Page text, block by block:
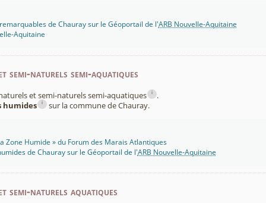
de Chauray sur le Géoportail de l'ARB Nouvelle-Aquitaine
Aquitaine
naturels semi-aquatiques
et semi-naturels semi-aquatiques i
.
humides
i sur la commune de Chauray.
Zone Humide » du Forum des Marais Atlantiques
de Chauray sur le Géoportail de l'ARB Nouvelle-Aquitaine
semi-naturels aquatiques